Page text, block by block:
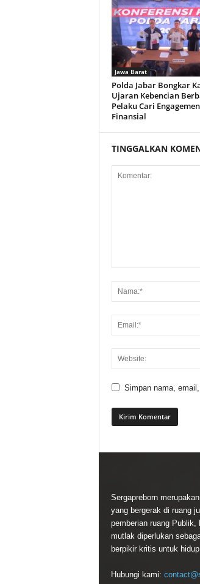
Jawa Barat
Polda Jabar Bongkar
Ujaran Kebencian
Pelaku Cari
Finansial
TINGGALKAN
Simpan nama,
Sergapreborn
yang bergerak di ruang
pemberian ruang Publik,
mutlak diperlukan
berpikir kritis untuk
Hubungi kami: